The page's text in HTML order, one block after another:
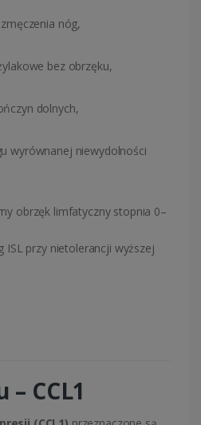
nóg,
bez obrzęku,
dolnych,
wyrównanej niewydolności
obrzęk limfatyczny stopnia 0–
ISL przy nietolerancji wyższej
– CCL1